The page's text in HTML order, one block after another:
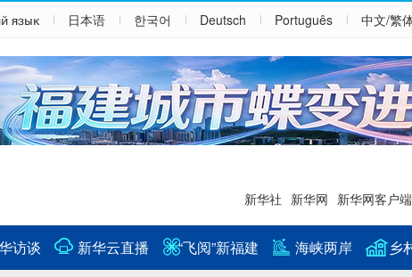
язык 日本语 한국어 Deutsch Português 中文/繁
新华社 新华网 新华网客户端
访谈 新华云直播 “飞阅”新福建 海峡两岸 乡